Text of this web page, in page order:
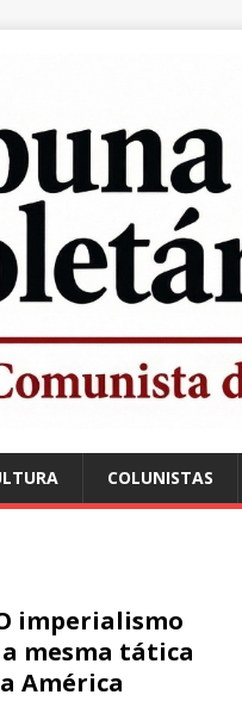
COLUNISTAS
imperialismo
mesma tática
América